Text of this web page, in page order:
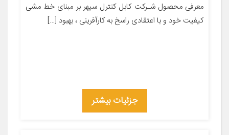
معرفی محصول شـرکت کابل کنترل سپهر بر مبنای خط مشی
کیفیت خود و با اعتقادی راسخ به کارآفرینی ، بهبود […]
جزئیات بیشتر